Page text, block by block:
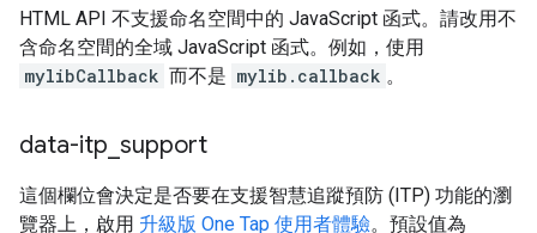
HTML API 不支援命名空間中的 JavaScript 函式。請改用不
含命名空間的全域 JavaScript 函式。例如，使用
mylibCallback 而不是 mylib.callback 。
data-itp support
這個欄位會決定是否要在支援智慧追蹤預防 (ITP) 功能的瀏
覽器上，啟用 升級版 One Tap 使用者體驗。預設值為